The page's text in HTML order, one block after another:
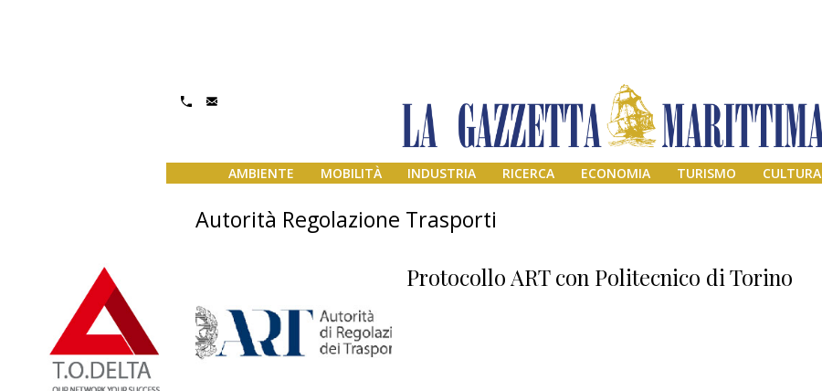
AMBIENTE MOBILITÀ INDUSTRIA RICERCA ECONOMIA TURISMO CULTURA
Autorità Regolazione Trasporti
Protocollo ART con Politecnico di Torino